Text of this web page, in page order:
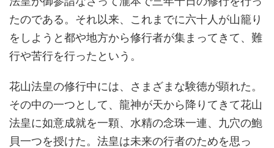
たのである。それ以来、これまでに六十人が山籠り
をしようと都や地方から修行者が集まってきて、難
行や苦行を行ったという。
花山法皇の修行中には、さまざまな験徳が顕れた。
その中の一つとして、龍神が天から降りてきて花山
法皇に如意成就を一顆、水精の念珠一連、九穴の鮑
貝一つを授けた。法皇は未来の行者のためを思っ